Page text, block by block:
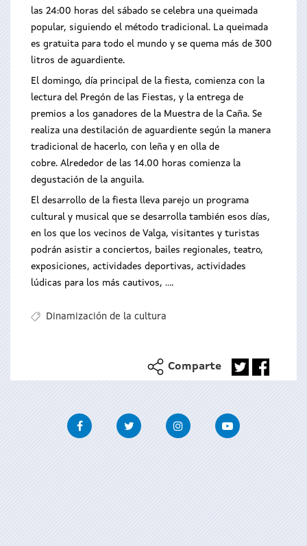
las 24:00 horas del sábado se celebra una queimada
popular, siguiendo el método tradicional. La queimada
es gratuita para todo el mundo y se quema más de 300
litros de aguardiente.
El domingo, día principal de la fiesta, comienza con la
lectura del Pregón de las Fiestas, y la entrega de
premios a los ganadores de la Muestra de la Caña. Se
realiza una destilación de aguardiente según la manera
tradicional de hacerlo, con leña y en olla de
cobre. Alrededor de las 14.00 horas comienza la
degustación de la anguila.
El desarrollo de la fiesta lleva parejo un programa
cultural y musical que se desarrolla también esos días,
en los que los vecinos de Valga, visitantes y turistas
podrán asistir a conciertos, bailes regionales, teatro,
exposiciones, actividades deportivas, actividades
lúdicas para los más cautivos, ....
Dinamización de la cultura
Comparte
FacebookTwitter InstagramYoutube